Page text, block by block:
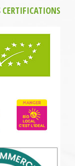
CERTIFICATIONS